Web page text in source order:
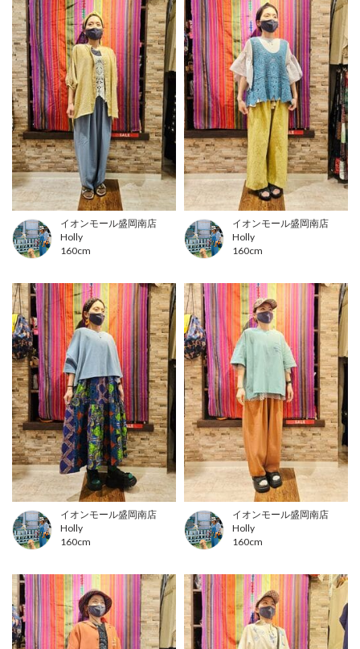
イオンモール盛岡南店
Holly
160cm
イオンモール盛岡南店
Holly
160cm
イオンモール盛岡南店
Holly
160cm
イオンモール盛岡南店
Holly
160cm